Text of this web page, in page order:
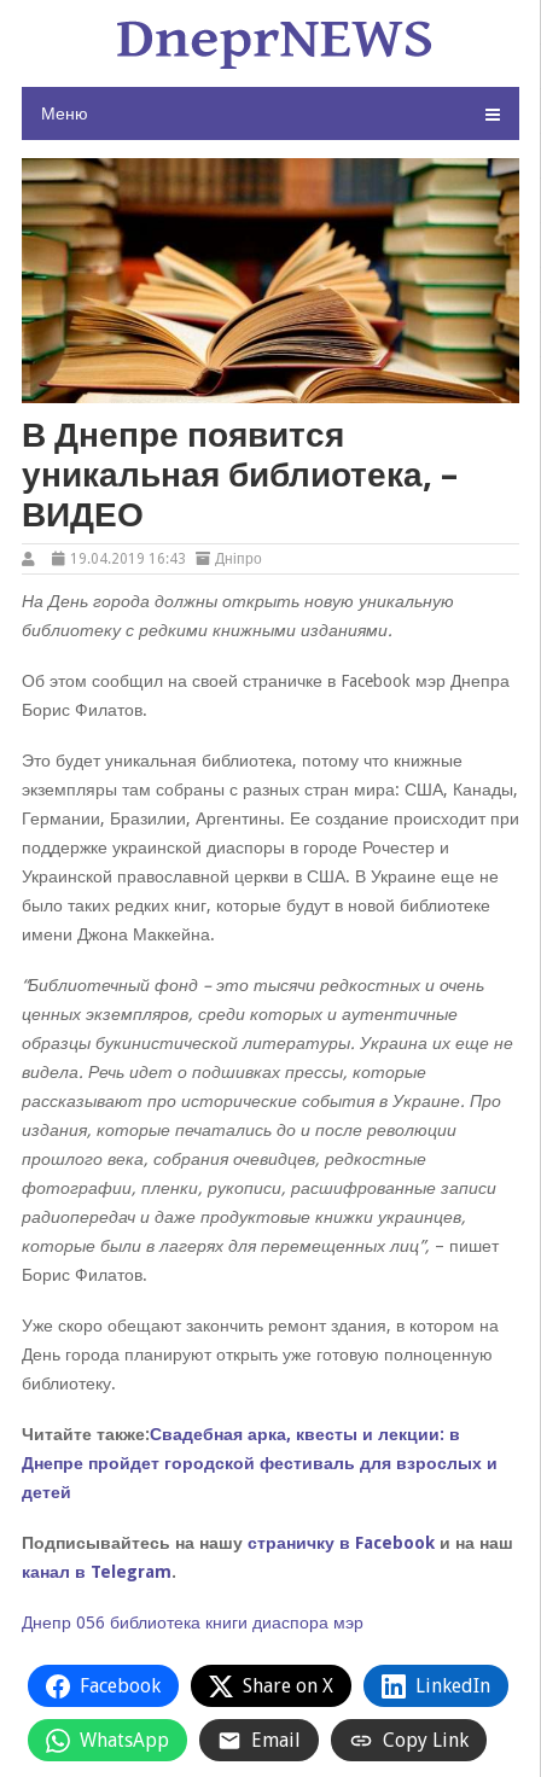
Меню
В Днепре появится
уникальная библиотека, –
ВИДЕО
19.04.2019 16:43 Дніпро
На День города должны открыть новую уникальную
библиотеку с редкими книжными изданиями.
Об этом сообщил на своей страничке в Facebook мэр Днепра
Борис Филатов.
Это будет уникальная библиотека, потому что книжные
экземпляры там собраны с разных стран мира: США, Канады,
Германии, Бразилии, Аргентины. Ее создание происходит при
поддержке украинской диаспоры в городе Рочестер и
Украинской православной церкви в США. В Украине еще не
было таких редких книг, которые будут в новой библиотеке
имени Джона Маккейна.
“Библиотечный фонд – это тысячи редкостных и очень
ценных экземпляров, среди которых и аутентичные
образцы букинистической литературы. Украина их еще не
видела. Речь идет о подшивках прессы, которые
рассказывают про исторические события в Украине. Про
издания, которые печатались до и после революции
прошлого века, собрания очевидцев, редкостные
фотографии, пленки, рукописи, расшифрованные записи
радиопередач и даже продуктовые книжки украинцев,
которые были в лагерях для перемещенных лиц”, – пишет
Борис Филатов.
Уже скоро обещают закончить ремонт здания, в котором на
День города планируют открыть уже готовую полноценную
библиотеку.
Читайте также:Свадебная арка, квесты и лекции: в
Днепре пройдет городской фестиваль для взрослых и
детей
Подписывайтесь на нашу страничку в Facebookи на наш
канал в Telegram.
Днепр 056 библиотека книги диаспора мэр
Facebook Share on X LinkedIn
WhatsApp Email Copy Link